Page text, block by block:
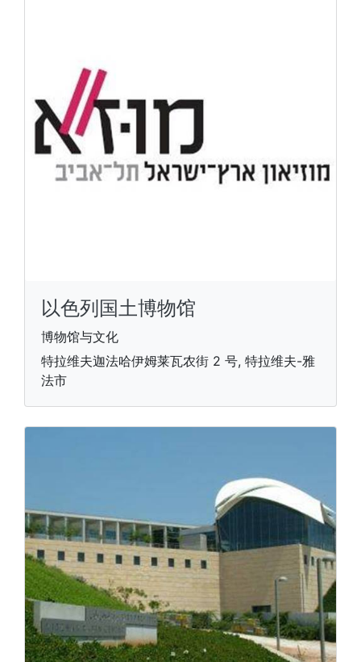
以色列国土博物馆
博物馆与文化
特拉维夫迦法哈伊姆莱瓦农街 2 号, 特拉维夫-雅
法市